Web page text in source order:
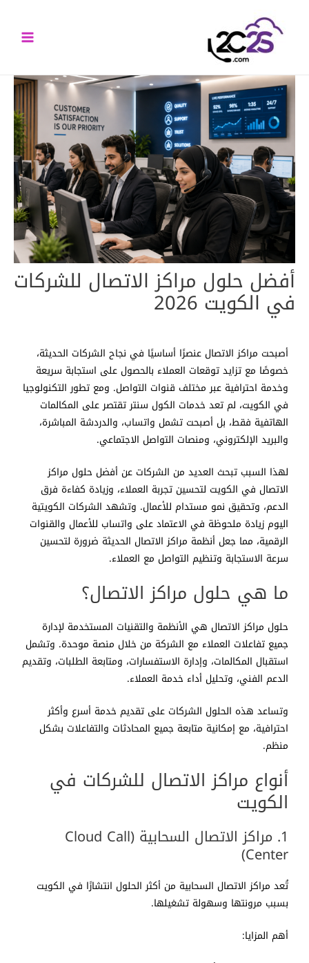
أفضل حلول مراكز الاتصال للشركات
في الكويت 2026
أصبحت مراكز الاتصال عنصرًا أساسيًا في نجاح الشركات الحديثة،
خصوصًا مع تزايد توقعات العملاء بالحصول على استجابة سريعة
وخدمة احترافية عبر مختلف قنوات التواصل. ومع تطور التكنولوجيا
في الكويت، لم تعد خدمات الكول سنتر تقتصر على المكالمات
الهاتفية فقط، بل أصبحت تشمل واتساب، والدردشة المباشرة،
والبريد الإلكتروني، ومنصات التواصل الاجتماعي.
لهذا السبب تبحث العديد من الشركات عن أفضل حلول مراكز
الاتصال في الكويت لتحسين تجربة العملاء، وزيادة كفاءة فرق
الدعم، وتحقيق نمو مستدام للأعمال. وتشهد الشركات الكويتية
اليوم زيادة ملحوظة في الاعتماد على واتساب للأعمال والقنوات
الرقمية، مما جعل أنظمة مراكز الاتصال الحديثة ضرورة لتحسين
سرعة الاستجابة وتنظيم التواصل مع العملاء.
ما هي حلول مراكز الاتصال؟
حلول مراكز الاتصال هي الأنظمة والتقنيات المستخدمة لإدارة
جميع تفاعلات العملاء مع الشركة من خلال منصة موحدة. وتشمل
استقبال المكالمات، وإدارة الاستفسارات، ومتابعة الطلبات، وتقديم
الدعم الفني، وتحليل أداء خدمة العملاء.
وتساعد هذه الحلول الشركات على تقديم خدمة أسرع وأكثر
احترافية، مع إمكانية متابعة جميع المحادثات والتفاعلات بشكل
منظم.
أنواع مراكز الاتصال للشركات في
الكويت
1. مراكز الاتصال السحابية (Cloud Call
Center)
تُعد مراكز الاتصال السحابية من أكثر الحلول انتشارًا في الكويت
بسبب مرونتها وسهولة تشغيلها.
أهم المزايا: